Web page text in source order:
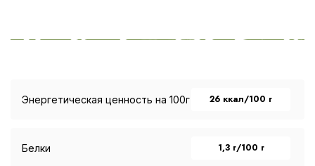
Энергетическая ценность на 100г 26 ккал/100 г
Белки 1,3 г/100 г